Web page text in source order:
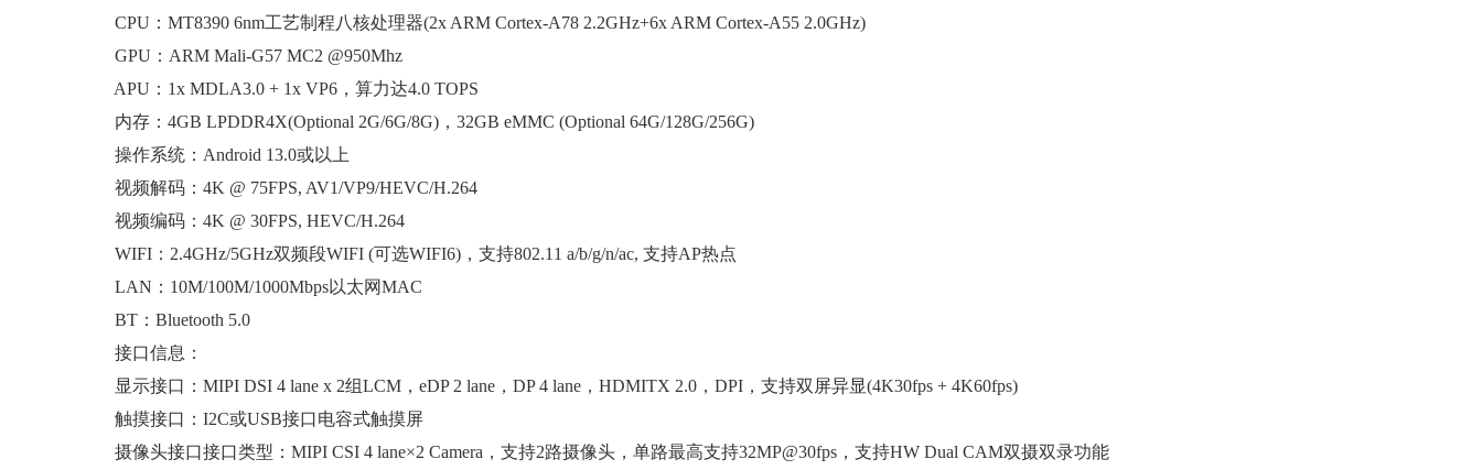
CPU：MT8390 6nm工艺制程八核处理器(2x ARM Cortex-A78 2.2GHz+6x ARM Cortex-A55 2.0GHz)
GPU：ARM Mali-G57 MC2 @950Mhz
APU：1x MDLA3.0 + 1x VP6，算力达4.0 TOPS
内存：4GB LPDDR4X(Optional 2G/6G/8G)，32GB eMMC (Optional 64G/128G/256G)
操作系统：Android 13.0或以上
视频解码：4K @ 75FPS, AV1/VP9/HEVC/H.264
视频编码：4K @ 30FPS, HEVC/H.264
WIFI：2.4GHz/5GHz双频段WIFI (可选WIFI6)，支持802.11 a/b/g/n/ac, 支持AP热点
LAN：10M/100M/1000Mbps以太网MAC
BT：Bluetooth 5.0
接口信息：
显示接口：MIPI DSI 4 lane x 2组LCM，eDP 2 lane，DP 4 lane，HDMITX 2.0，DPI，支持双屏异显(4K30fps + 4K60fps)
触摸接口：I2C或USB接口电容式触摸屏
摄像头接口接口类型：MIPI CSI 4 lane×2 Camera，支持2路摄像头，单路最高支持32MP@30fps，支持HW Dual CAM双摄双录功能